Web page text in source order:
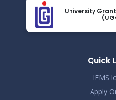
May 23
2026
সংশোধিতঃ জানুয়ারি-জুন,
Read More
University
Quick
IEMS
Apply